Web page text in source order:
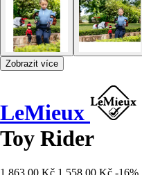
Zobrazit více
LeMieux
Toy Rider
1 863,00 Kč 1 558,00 Kč -16%